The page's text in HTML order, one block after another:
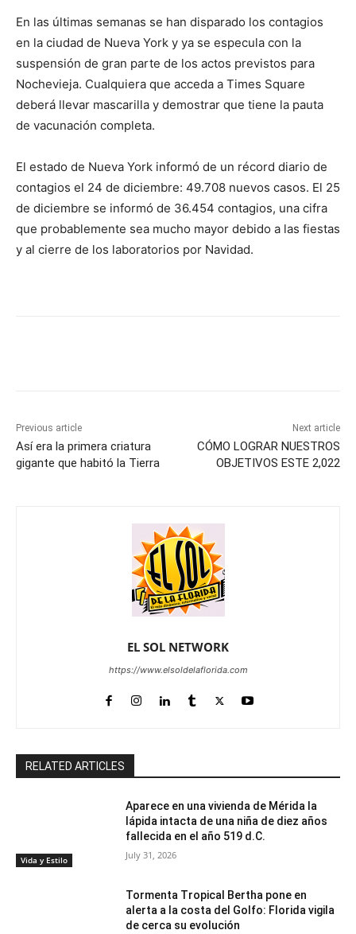
En las últimas semanas se han disparado los contagios
en la ciudad de Nueva York y ya se especula con la
suspensión de gran parte de los actos previstos para
Nochevieja. Cualquiera que acceda a Times Square
deberá llevar mascarilla y demostrar que tiene la pauta
de vacunación completa.
El estado de Nueva York informó de un récord diario de
contagios el 24 de diciembre: 49.708 nuevos casos. El 25
de diciembre se informó de 36.454 contagios, una cifra
que probablemente sea mucho mayor debido a las fiestas
y al cierre de los laboratorios por Navidad.
Previous article
Así era la primera criatura
gigante que habitó la Tierra
Next article
CÓMO LOGRAR NUESTROS
OBJETIVOS ESTE 2,022
EL SOL NETWORK
https://www.elsoldelaflorida.com
RELATED ARTICLES
Vida y Estilo
Aparece en una vivienda de Mérida la
lápida intacta de una niña de diez años
fallecida en el año 519 d.C.
July 31, 2026
Tormenta Tropical Bertha pone en
alerta a la costa del Golfo: Florida vigila
de cerca su evolución